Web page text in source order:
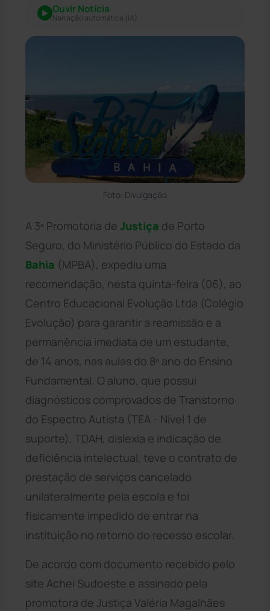
Ouvir Notícia
Narração automática (IA)
Foto: Divulgação
A 3ª Promotoria de Justiça de Porto
Seguro, do Ministério Público do Estado da
Bahia (MPBA), expediu uma
recomendação, nesta quinta-feira (06), ao
Centro Educacional Evolução Ltda (Colégio
Evolução) para garantir a reamissão e a
permanência imediata de um estudante,
de 14 anos, nas aulas do 8º ano do Ensino
Fundamental. O aluno, que possui
diagnósticos comprovados de Transtorno
do Espectro Autista (TEA - Nível 1 de
suporte), TDAH, dislexia e indicação de
deficiência intelectual, teve o contrato de
prestação de serviços cancelado
unilateralmente pela escola e foi
fisicamente impedido de entrar na
instituição no retorno do recesso escolar.
De acordo com documento recebido pelo
site Achei Sudoeste e assinado pela
promotora de Justiça Valéria Magalhães